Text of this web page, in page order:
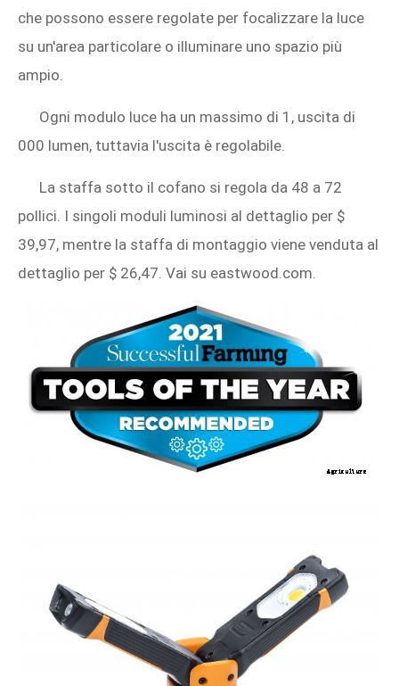
che possono essere regolate per focalizzare la luce
su un'area particolare o illuminare uno spazio più
ampio.
Ogni modulo luce ha un massimo di 1, uscita di
000 lumen, tuttavia l'uscita è regolabile.
La staffa sotto il cofano si regola da 48 a 72
pollici. I singoli moduli luminosi al dettaglio per $
39,97, mentre la staffa di montaggio viene venduta al
dettaglio per $ 26,47. Vai su eastwood.com.